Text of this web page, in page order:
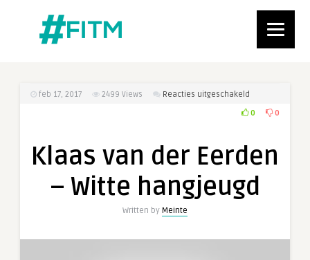
feb 17, 2017 2499 Views Reacties uitgeschakeld
Klaas
Eerden
Witte
0 0
Klaas van der Eerden
– Witte hangjeugd
Written by Meinte